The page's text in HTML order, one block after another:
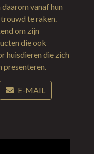
vanaf hun
te raken.
om zijn
die ook
huisdieren die zich
presenteren.
E-MAIL